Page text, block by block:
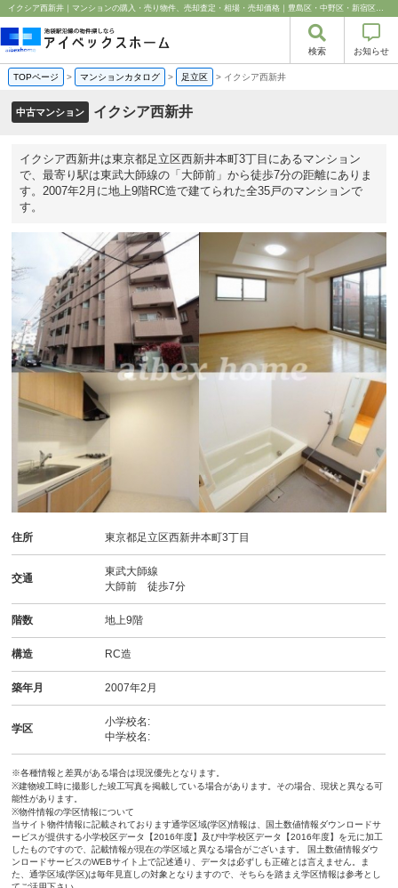
イクシア西新井｜マンションの購入・売り物件、売却査定・相場・売却価格｜豊島区・中野区・新宿区の中古マンション・リノベーション情報なら池袋のアイベックスホーム！
検索 お知らせ
TOPページ > マンションカタログ > 足立区 > イクシア西新井
中古マンション イクシア西新井
イクシア西新井は東京都足立区西新井本町3丁目にあるマンション
で、最寄り駅は東武大師線の「大師前」から徒歩7分の距離にありま
す。2007年2月に地上9階RC造で建てられた全35戸のマンションで
す。
住所 東京都足立区西新井本町3丁目
交通
東武大師線
大師前 徒歩7分
階数 地上9階
構造 RC造
築年月 2007年2月
学区
小学校名:
中学校名:
※各種情報と差異がある場合は現況優先となります。
※建物竣工時に撮影した竣工写真を掲載している場合があります。その場合、現状と異なる可
能性があります。
※物件情報の学区情報について
当サイト物件情報に記載されております通学区域(学区)情報は、国土数値情報ダウンロードサ
ービスが提供する小学校区データ【2016年度】及び中学校区データ【2016年度】を元に加工
したものですので、記載情報が現在の学区域と異なる場合がございます。 国土数値情報ダウ
ンロードサービスのWEBサイト上で記述通り、データは必ずしも正確とは言えません。ま
た、通学区域(学区)は毎年見直しの対象となりますので、そちらを踏まえ学区情報は参考とし